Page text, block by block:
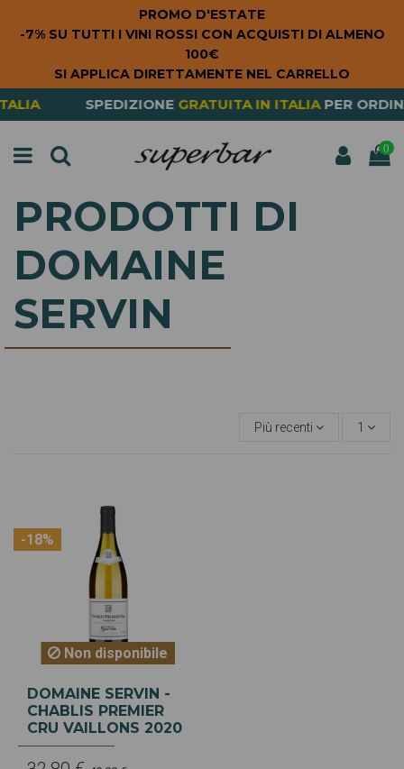
PROMO D'ESTATE
-7% SU TUTTI I VINI ROSSI CON ACQUISTI DI ALMENO
100€
SI APPLICA DIRETTAMENTE NEL CARRELLO
SPEDIZIONEGRATUITAIN ITALIA PER ORDINI
0
PRODOTTI DI
DOMAINE
SERVIN
Più recenti 1
-18%
Non disponibile
DOMAINE SERVIN -
CHABLIS PREMIER
CRU VAILLONS 2020